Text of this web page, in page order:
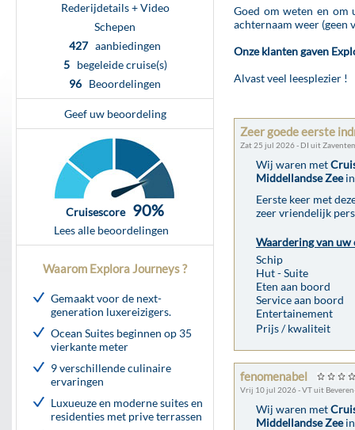
Rederijdetails + Video
Schepen
427aanbiedingen
5begeleide cruise(s)
96 Beoordelingen
Geef uw beoordeling
Cruisescore 90%
Lees alle beoordelingen
Waarom Explora Journeys ?
Gemaakt voor de next-
generation luxereizigers.
Ocean Suites beginnen op 35
vierkante meter
9 verschillende culinaire
ervaringen
Luxueuze en moderne suites en
residenties met prive terrassen
Goed om weten en
achternaam weer (geen
Onze klanten gaven
Alvast veel leesplezier !
Zeer goede eerste
Zat 25 jul 2026 - DI uit
Wij waren met
Middellandse Zeein
Eerste keer met
zeer vriendelijk
Waardering van uw
Schip
Hut - Suite
Eten aan boord
Service aan boord
Entertainement
Prijs / kwaliteit
fenomenabel
Vrij 10 jul 2026 - VT uit
Wij waren met
Middellandse Zeein